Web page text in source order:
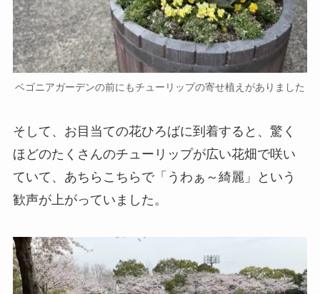
ベゴニアガーデンの前にもチューリップの寄せ植えがありました
そして、お目当ての花ひろばに到着すると、驚く
ほどのたくさんのチューリップが広い花畑で咲い
ていて、あちらこちらで「うわぁ～綺麗」という
歓声が上がっていました。